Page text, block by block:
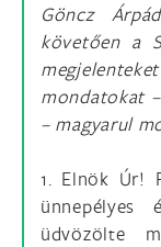
Göncz
követően a
mondatokat
– magyarul
1. Elnök Úr!
ünnepélyes
üdvözölte